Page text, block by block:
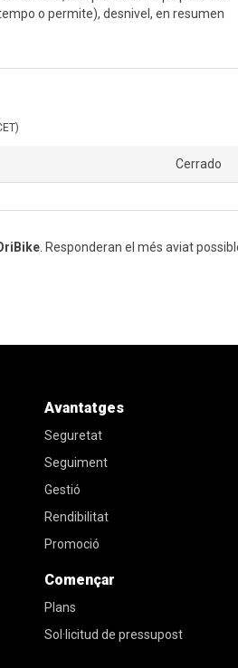
o permite), desnivel, en resumen
Cerrado
. Responderan el més aviat
Avantatges
Seguretat
Seguiment
Gestió
Rendibilitat
Promoció
Començar
Plans
Sol·licitud de pressupost